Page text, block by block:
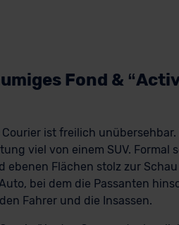
Fond &
ist freilich
viel von einem SUV. Formal
ebenen Flächen stolz zur
bei dem die Passanten
Fahrer und die Insassen.